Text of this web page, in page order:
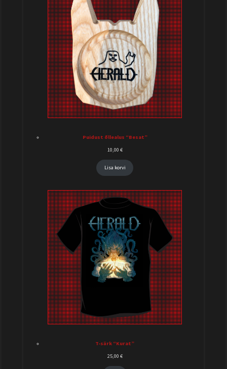
Puidust õllealus “Besat”
10,00 €
Lisa korvi
T-särk “Kurat”
25,00 €